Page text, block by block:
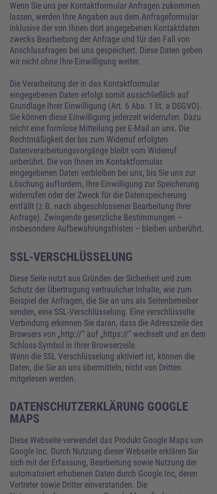
Wenn Sie uns per Kontaktformular Anfragen zukommen
lassen, werden Ihre Angaben aus dem Anfrageformular
inklusive der von Ihnen dort angegebenen Kontaktdaten
zwecks Bearbeitung der Anfrage und für den Fall von
Anschlussfragen bei uns gespeichert. Diese Daten geben
wir nicht ohne Ihre Einwilligung weiter.
Die Verarbeitung der in das Kontaktformular
eingegebenen Daten erfolgt somit ausschließlich auf
Grundlage Ihrer Einwilligung (Art. 6 Abs. 1 lit. a DSGVO).
Sie können diese Einwilligung jederzeit widerrufen. Dazu
reicht eine formlose Mitteilung per E-Mail an uns. Die
Rechtmäßigkeit der bis zum Widerruf erfolgten
Datenverarbeitungsvorgänge bleibt vom Widerruf
unberührt. Die von Ihnen im Kontaktformular
eingegebenen Daten verbleiben bei uns, bis Sie uns zur
Löschung auffordern, Ihre Einwilligung zur Speicherung
widerrufen oder der Zweck für die Datenspeicherung
entfällt (z.B. nach abgeschlossener Bearbeitung Ihrer
Anfrage). Zwingende gesetzliche Bestimmungen –
insbesondere Aufbewahrungsfristen – bleiben unberührt.
SSL-VERSCHLÜSSELUNG
Diese Seite nutzt aus Gründen der Sicherheit und zum
Schutz der Übertragung vertraulicher Inhalte, wie zum
Beispiel der Anfragen, die Sie an uns als Seitenbetreiber
senden, eine SSL-Verschlüsselung. Eine verschlüsselte
Verbindung erkennen Sie daran, dass die Adresszeile des
Browsers von „http://“ auf „https://“ wechselt und an dem
Schloss-Symbol in Ihrer Browserzeile.
Wenn die SSL Verschlüsselung aktiviert ist, können die
Daten, die Sie an uns übermitteln, nicht von Dritten
mitgelesen werden.
DATENSCHUTZERKLÄRUNG GOOGLE
MAPS
Diese Webseite verwendet das Produkt Google Maps von
Google Inc. Durch Nutzung dieser Webseite erklären Sie
sich mit der Erfassung, Bearbeitung sowie Nutzung der
automatisiert erhobenen Daten durch Google Inc, deren
Vertreter sowie Dritter einverstanden. Die